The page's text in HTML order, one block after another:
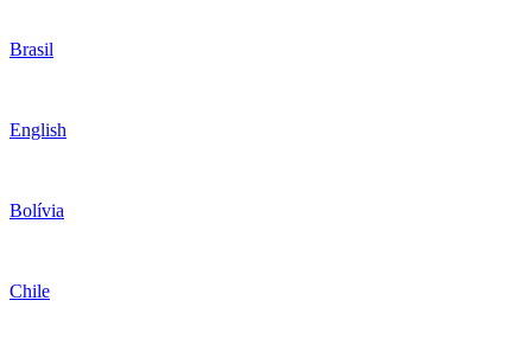
Brasil
English
Bolívia
Chile